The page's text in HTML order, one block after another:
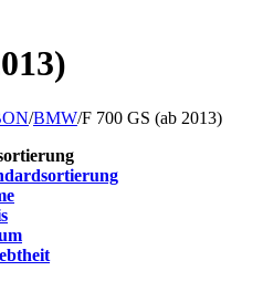
/BMW/F 700 GS (ab 2013)